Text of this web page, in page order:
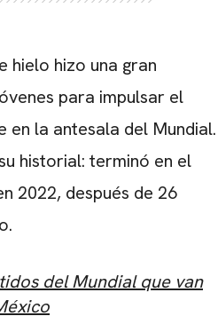
hielo hizo una gran
para impulsar el
la antesala del Mundial.
historial: terminó en el
2022, después de 26
del Mundial que van
PUBLICIDADE